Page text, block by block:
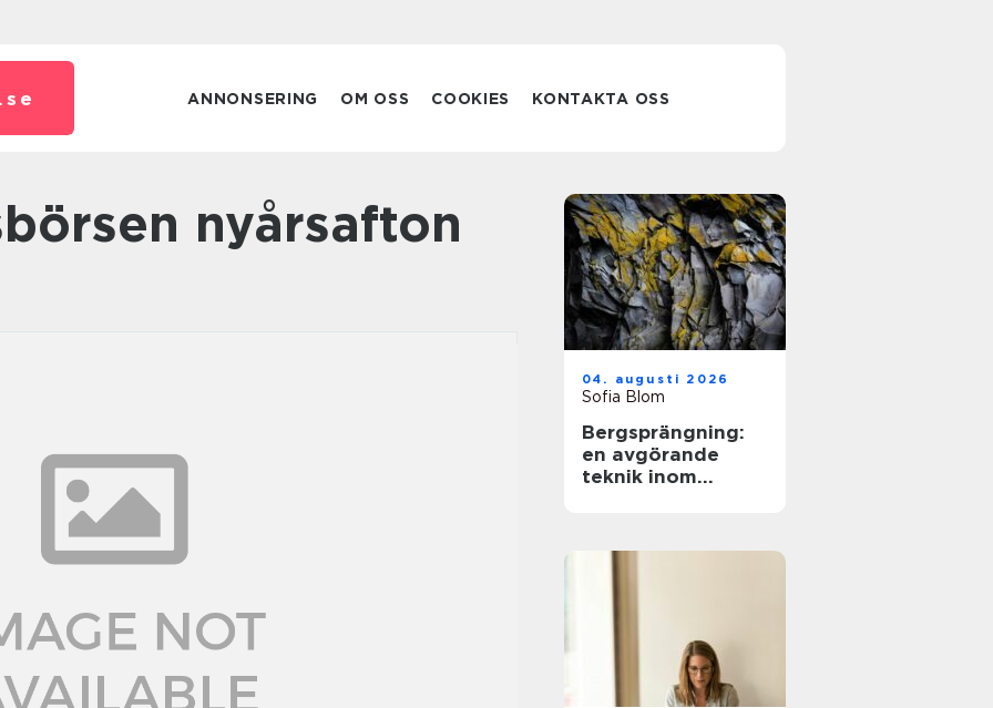
se ANNONSERING OM OSS COOKIES KONTAKTA OSS
nyårsafton
04. augusti 2026
Sofia Blom
Bergsprängning:
en avgörande
teknik inom